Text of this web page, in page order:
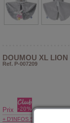
DOUMOU XL LION
Ref. P-007209
Prix
+ D'INFOS SUR LE CLUB